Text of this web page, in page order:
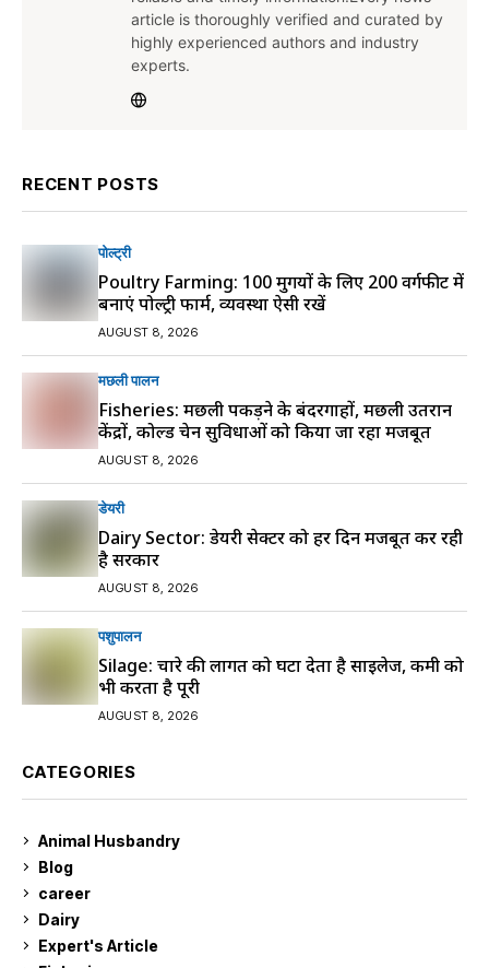
article is thoroughly verified and curated by
highly experienced authors and industry
experts.
RECENT POSTS
पोल्ट्री
Poultry Farming: 100 मुर्गियों के लिए 200 वर्गफीट में
बनाएं पोल्ट्री फार्म, व्यवस्था ऐसी रखें
AUGUST 8, 2026
मछली पालन
Fisheries: मछली पकड़ने के बंदरगाहों, मछली उतरान
केंद्रों, कोल्ड चेन सुविधाओं को किया जा रहा मजबूत
AUGUST 8, 2026
डेयरी
Dairy Sector: डेयरी सेक्टर को हर दिन मजबूत कर रही
है सरकार
AUGUST 8, 2026
पशुपालन
Silage: चारे की लागत को घटा देता है साइलेज, कमी को
भी करता है पूरी
AUGUST 8, 2026
CATEGORIES
Animal Husbandry
Blog
career
Dairy
Expert's Article